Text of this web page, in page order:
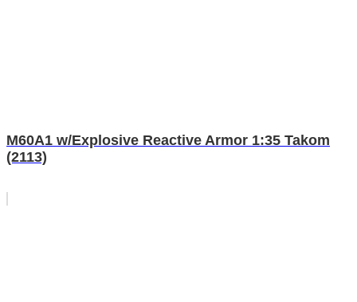
M60A1 w/Explosive Reactive Armor 1:35 Takom
(2113)